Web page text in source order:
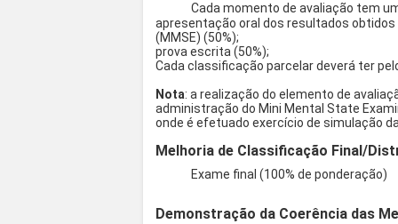
Cada momento de avaliação tem
apresentação oral dos resultados
(MMSE) (50%);
prova escrita (50%);
Cada classificação parcelar deverá ter
Nota: a realização do elemento de
administração do Mini Mental State
onde é efetuado exercício de simulação
Melhoria de Classificação Final/
Exame final (100% de ponderação)
Demonstração da Coerência das